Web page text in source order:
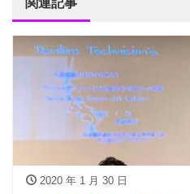
関連記事
2020 年 1 月 30 日